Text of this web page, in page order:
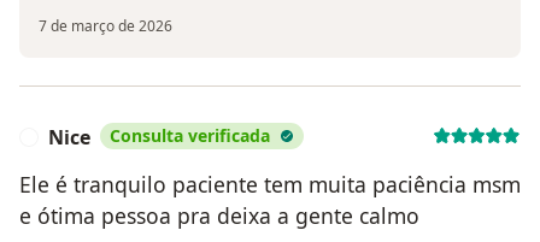
7 de março de 2026
Nice Consulta verificada
Ele é tranquilo paciente tem muita paciência msm
e ótima pessoa pra deixa a gente calmo